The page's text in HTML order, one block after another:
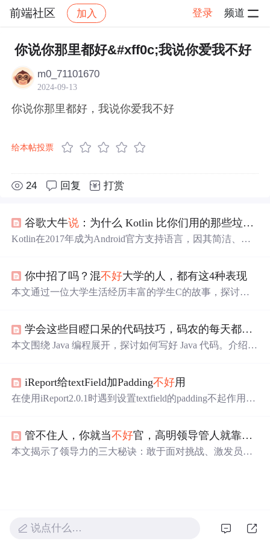
前端社区 加入 登录 频道
社区 前端社区 感慨 帖子详情
你说你那里都好&#xff0c;我说你爱我不好
m0_71101670
2024-09-13
你说你那里都好，我说你爱我不好
给本帖投票
24 回复 打赏
谷歌大牛说 ：为什么 Kotlin 比你们用的那些垃圾语言都好
Kotlin在2017年成为Android官方支持语言，因其简洁、安
言特性及强大的IDE支持。
你中招了吗？混不好大学的人，都有这4种表现
本文通过一位大学生活经历丰富的学生C的故事，探讨了
调了大一的重要性，提醒学生不要养成不良习惯，避免过
度依赖手机、沉迷游戏和缺乏社交，以及缺乏上进心等问
学会这些目瞪口呆的代码技巧，码农的每天都好快乐~
本文围绕 Java 编程展开，探讨如何写好 Java 代码。介绍了
等；还提及代码重构、设计模式运用，以及提高编码水平
的方法，如看源码、重构代码等。
iReport给textField加Padding不好用
在使用iReport2.0.1时遇到设置textfield的padding不起作用的
管不住人，你就当不好官，高明领导管人就靠这3大秘诀
本文揭示了领导力的三大秘诀：敢于面对挑战、激发员工
说点什么…